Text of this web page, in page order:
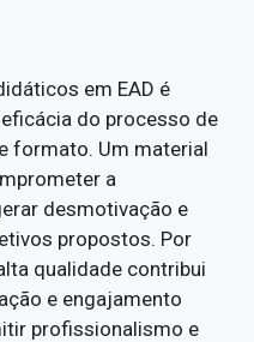
em EAD é
do processo de
formato. Um material
a
desmotivação e
propostos. Por
qualidade contribui
e engajamento
profissionalismo e